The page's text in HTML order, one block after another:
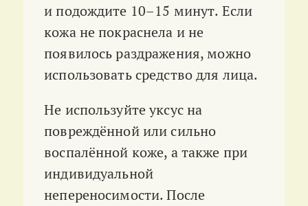
и подождите 10–15 минут. Если
кожа не покраснела и не
появилось раздражения, можно
использовать средство для лица.
Не используйте уксус на
повреждённой или сильно
воспалённой коже, а также при
индивидуальной
непереносимости. После